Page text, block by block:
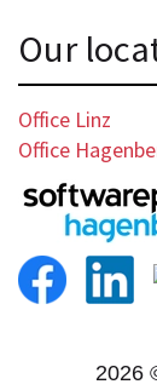
Our
Office Linz
Office
2026